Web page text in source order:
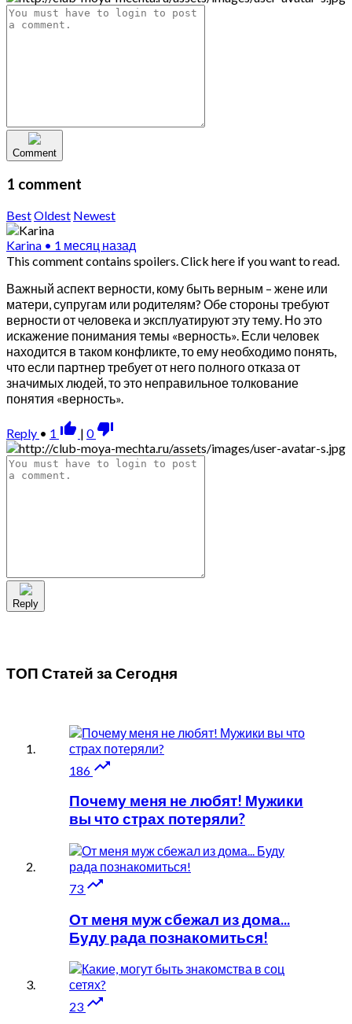
Comment
1 comment
BestOldest Newest
Karina • 1 месяц назад
This comment contains spoilers.Click here if you want to read.
Важный аспект верности, кому быть верным – жене или
матери, супругам или родителям? Обе стороны требуют
верности от человека и эксплуатируют эту тему. Но это
искажение понимания темы «верность». Если человек
находится в таком конфликте, то ему необходимо понять,
что если партнер требует от него полного отказа от
значимых людей, то это неправильное толкование
понятия «верность».
Reply • 1 thumb_up_alt | 0 thumb_down_alt
Reply
ТОП Статей заСегодня
186 
Почему меня не любят! Мужики
вы что страх потеряли?
73 
От меня муж сбежал из дома...
Буду рада познакомиться!
23 